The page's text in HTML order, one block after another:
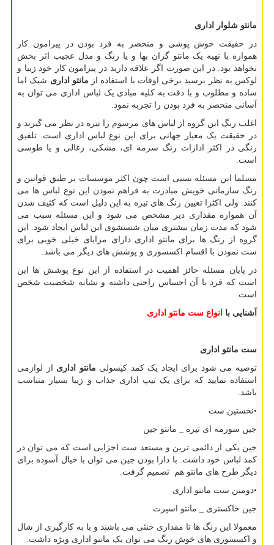
مانتو شلوار اداری
در حقیقت خوش پوشی و منحصر به فرد بودن در پیرامون کار
همواره با تهیه یک مانتو گران بها و یا رنگ و مدل عجیب اثر بخش
نخواهد بود. در این صورت اگر علاقه دارید در پیرامون کار خود زیبا و
لوکس به نظر برسید برخی اوقات با استفاده از مانتو اداری شیک اما
ساده و مطلوب و با دقت به کلیه مبادی یک لباس اداری می توان به
آسانی منحصر به فرد بودن را تجربه نمود.
اغلب رنگ این گروه از لباس های مرسوم را تیره در نظر می گیرند و
در حقیقت یک معیار جهانی برای این نوع لباس اداری است. تلفیق
رنگی در اکثر ادارات رنگ سرمه ای، مشکی، زغالی و یا طوسی
است.
مسلما این مسئله نسبی است چون اکثر موسسات بر طبق قوانین و
رنگ سازمانی خویش مبادرت به فراهم نمودن این نوع لباس ها می
کنند. ولی اکثرا تعیین رنگ های تیره به این دلیل است که کثیف شدن
آن همواره مقداری دیر مشخص می شود و این مسئله سبب می
شود که مدت زمان بیشتری میان شتسشوی این لباس ایجاد شود. این
گروه از رنگ ها برای مانتو اداری دارای مزایای خیلی خوبی برای
ست نمودن با اقسام اکسسوری و پوشش های دیگر می باشد.
در پایان مسئله حائز اهمیت در استفاده از این نوع پوشش ها این
است که فرد با آن احساس راحتی داشته و نشانه شخصیت شخص
است.
آشنایی با انواع ست مانتو اداری
ست مانتو اداری
توصیه می شود برای ایجاد یک کمد کپسولی مانتو اداری از لوازمی
استفاده نمایید که برای یک تیپ اداری جذاب و زیبا بسیار متناسب
باشد.
•نخستین ست
جین سورمه ای تیره _ مانتو جین
جین یکی از دائمی ترین و مستعد ست اجزایی است که می توان در
کمد لباس خود داشت. با دارا بودن جین می توان با خیال آسوده برای
دیگر طرح های مانتو هم تصمیم گرفت.
•دومین ست مانتو اداری
جین خاکستری _ مانتو اسپرت
معمولا این رنگ ها تا مقداری خنثی می باشند و با به کارگیری از شال
و اکسسوری های خوش رنگ می توان یک مانتو اداری ویژه داشت.